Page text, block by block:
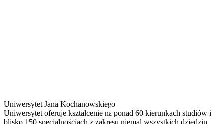
Uniwersytet Jana Kochanowskiego
Uniwersytet oferuje ksztalcenie na ponad 60 kierunkach studiów i
blisko 150 specjalnościach z zakresu niemal wszystkich dziedzin